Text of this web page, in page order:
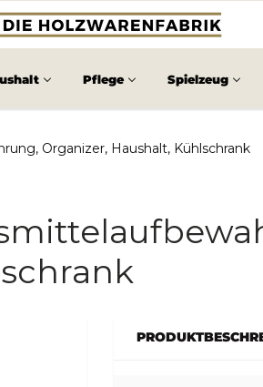
Pflege Spielzeug
Organizer, Haushalt, Kühlschrank